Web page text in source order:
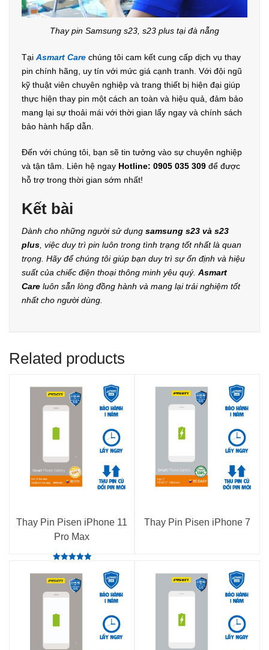
Thay pin Samsung s23, s23 plus tại đà nẵng
Tại Asmart Care chúng tôi cam kết cung cấp dịch vụ thay
pin chính hãng, uy tín với mức giá cạnh tranh. Với đội ngũ
kỹ thuật viên chuyên nghiệp và trang thiết bị hiện đại giúp
thực hiện thay pin một cách an toàn và hiệu quả, đảm bảo
mang lại sự thoải mái với thời gian lấy ngay và chính sách
bảo hành hấp dẫn.
Đến với chúng tôi, bạn sẽ tin tưởng vào sự chuyên nghiệp
và tận tâm. Liên hệ ngay Hotline: 0905 035 309 để được
hỗ trợ trong thời gian sớm nhất!
Kết bài
Dành cho những người sử dụng samsung s23 và s23
plus, việc duy trì pin luôn trong tình trạng tốt nhất là quan
trọng. Hãy để chúng tôi giúp bạn duy trì sự ổn định và hiệu
suất của chiếc điện thoại thông minh yêu quý. Asmart
Care luôn sẵn lòng đồng hành và mang lại trải nghiệm tốt
nhất cho người dùng.
Related products
Thay Pin Pisen iPhone 11
Pro Max
5.00
out of 5
Thay Pin Pisen iPhone 7